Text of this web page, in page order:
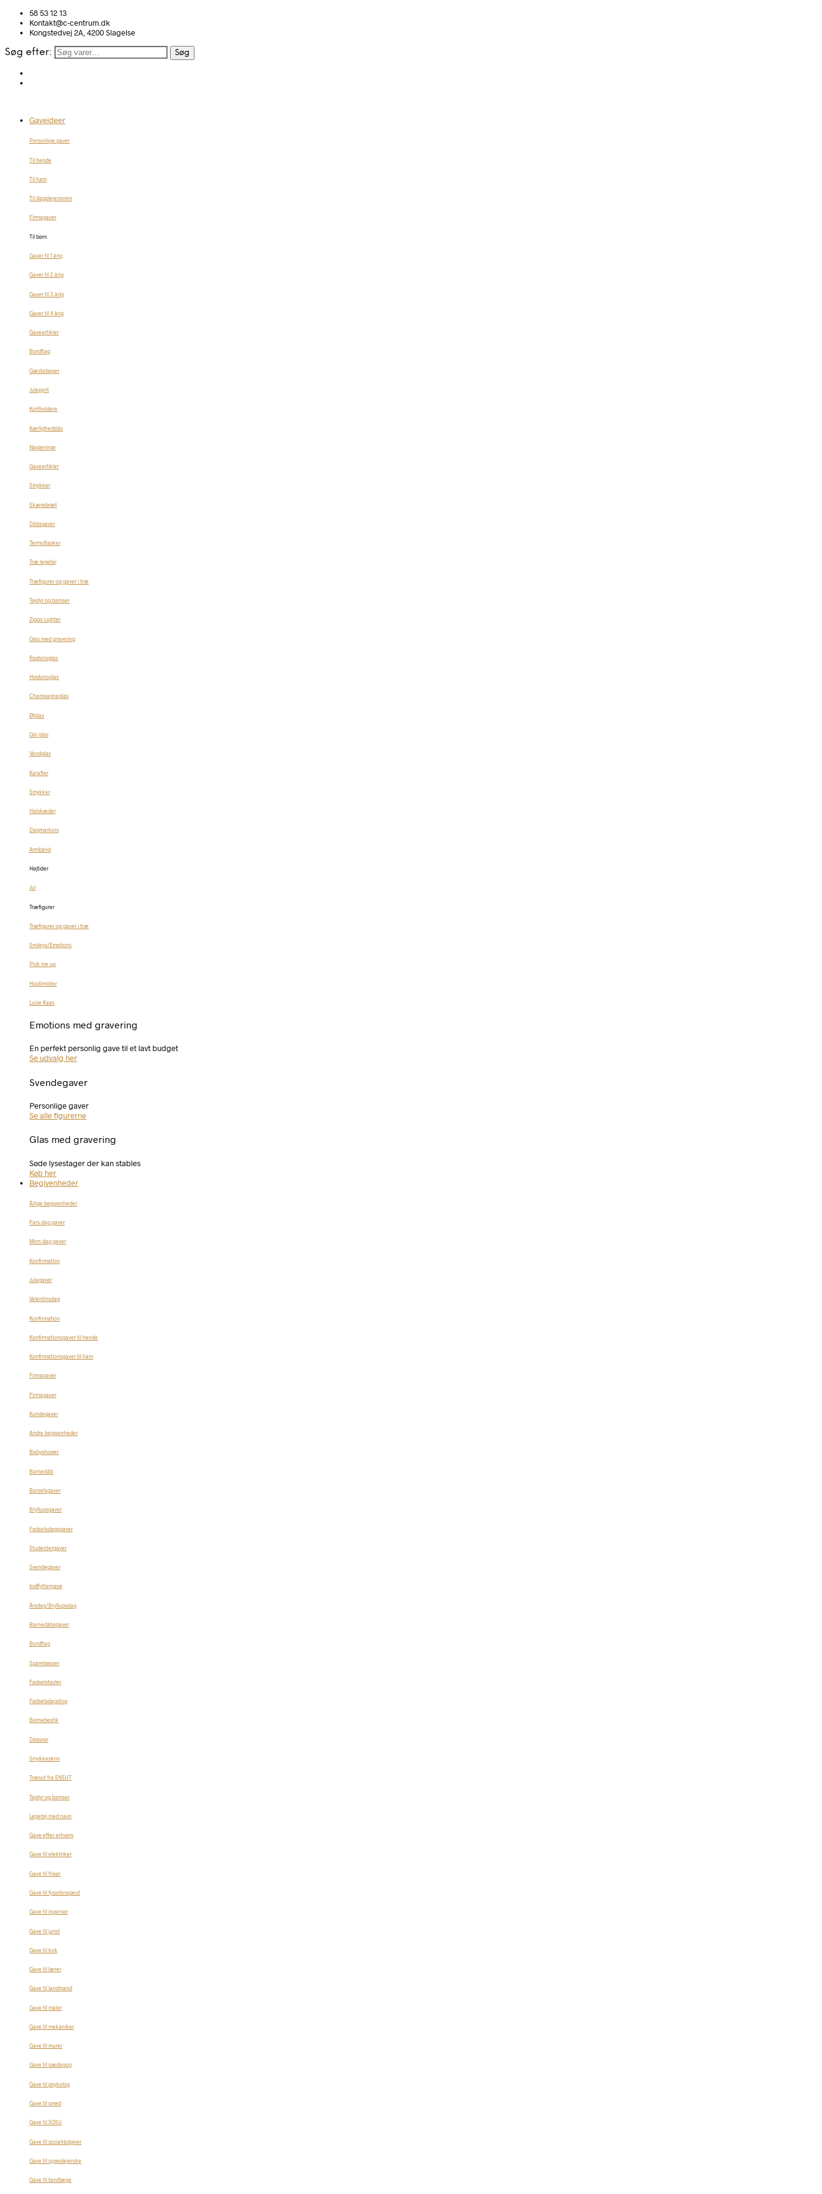
58 53 12 13
Kontakt@c-centrum.dk
Kongstedvej 2A, 4200 Slagelse
Søg efter: Søg
Gaveideer
Personlige gaver
Til hende
Til ham
Til dagplejemoren
Firmagaver
Til børn
Gaver til 1 årig
Gaver til 2 årig
Gaver til 3 årig
Gaver til 4 årig
Gaveartikler
Bordflag
Gæstebøger
Julepynt
Kortholdere
Kærlighedslås
Nøgleringe
Gaveartikler
Smykker
Skærebræt
Dåbsgaver
Termoflasker
Træ legetøj
Træfigurer og gaver i træ
Tøjdyr og bamser
Zippo Lighter
Glas med gravering
Rødvinsglas
Hvidvinsglas
Champagneglas
Ølglas
Gin glas
Vandglas
Karafler
Smykker
Halskæder
Dagmarkors
Armbånd
Højtider
Jul
Træfigurer
Træfigurer og gaver i træ
Smileys/Emotions
Pick me up
Hoptimister
Lucie Kaas
Emotions med gravering
En perfekt personlig gave til et lavt budget
Se udvalg her
Svendegaver
Personlige gaver
Se alle figurerne
Glas med gravering
Søde lysestager der kan stables
Køb her
Begivenheder
Årlige begivenheder
Fars dag gaver
Mors dag gaver
Konfirmation
Julegaver
Valentinsdag
Konfirmation
Konfirmationsgaver til hende
Konfirmationsgaver til ham
Firmagaver
Firmagaver
Kundegaver
Andre begivenheder
Babyshower
Barnedåb
Barselsgaver
Bryllupsgaver
Fødselsdagsgaver
Studentergaver
Svendegaver
Indflyttergave
Årsdag/Bryllupsdag
Barnedåbsgaver
Bordflag
Sparebøsser
Fødselstavler
Fødselsdagstog
Børnebestik
Dåbsrør
Smykkeskrin
Træsut fra ENSUT
Tøjdyr og bamser
Legetøj med navn
Gave efter erhverv
Gave til elektriker
Gave til frisør
Gave til fysioterapeut
Gave til ingeniør
Gave til jurist
Gave til kok
Gave til lærer
Gave til landmand
Gave til maler
Gave til mekaniker
Gave til murer
Gave til pædagog
Gave til psykolog
Gave til smed
Gave til SOSU
Gave til socialrådgiver
Gave til sygeplejerske
Gave til tandlæge